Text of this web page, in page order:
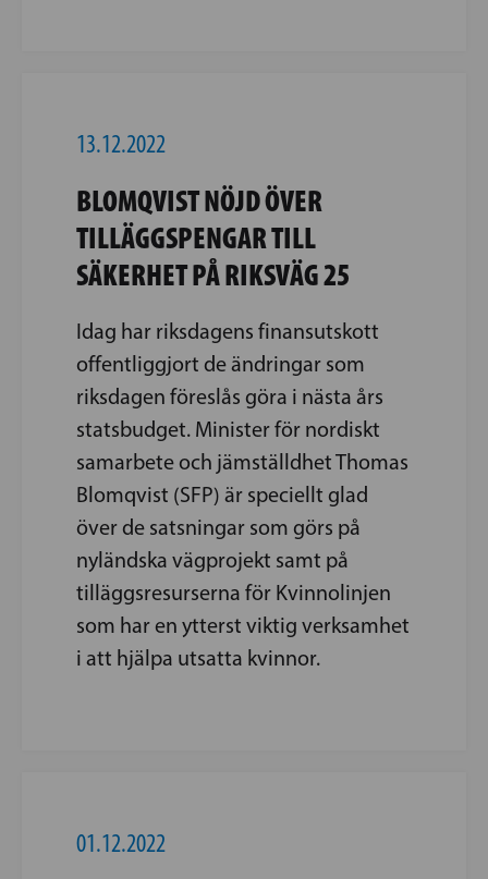
13.12.2022
BLOMQVIST NÖJD ÖVER
TILLÄGGSPENGAR TILL
SÄKERHET PÅ RIKSVÄG 25
Idag har riksdagens finansutskott
offentliggjort de ändringar som
riksdagen föreslås göra i nästa års
statsbudget. Minister för nordiskt
samarbete och jämställdhet Thomas
Blomqvist (SFP) är speciellt glad
över de satsningar som görs på
nyländska vägprojekt samt på
tilläggsresurserna för Kvinnolinjen
som har en ytterst viktig verksamhet
i att hjälpa utsatta kvinnor.
01.12.2022